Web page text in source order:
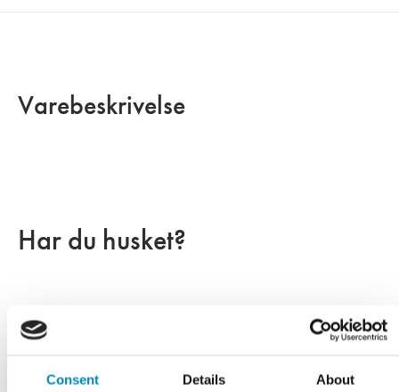
Consent Details About
Varebeskrivelse
Har du husket?